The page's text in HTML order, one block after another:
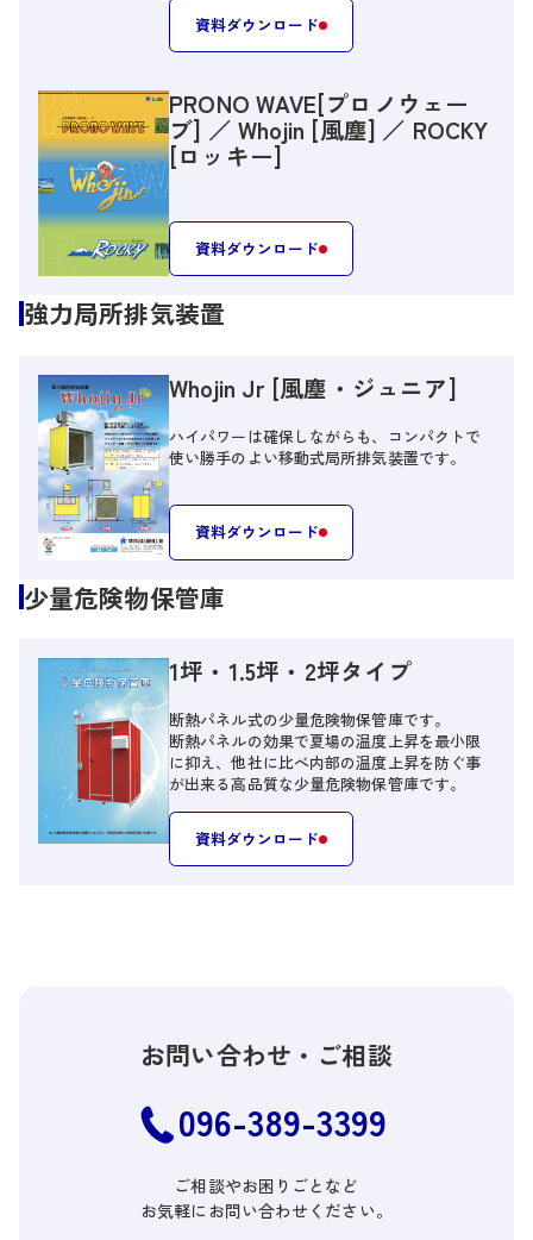
資料ダウンロード
PRONO WAVE[プロノウェー
ブ] ／ Whojin [風塵] ／ ROCKY
[ロッキー]
資料ダウンロード
強力局所排気装置
Whojin Jr [風塵・ジュニア]
ハイパワーは確保しながらも、コンパクトで
使い勝手のよい移動式局所排気装置です。
資料ダウンロード
少量危険物保管庫
1坪・1.5坪・2坪タイプ
断熱パネル式の少量危険物保管庫です。
断熱パネルの効果で夏場の温度上昇を最小限
に抑え、他社に比べ内部の温度上昇を防ぐ事
が出来る高品質な少量危険物保管庫です。
資料ダウンロード
お問い合わせ・ ご相談
096-389-3399
ご相談やお困りごとなど
お気軽にお問い合わせください。